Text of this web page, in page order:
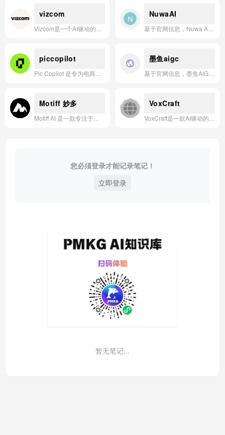
vizcom NuwaAI
piccopilot 墨鱼aigc
Motiff 妙多 VoxCraft
您必须登录才能记录笔记！
立即登录
暂无笔记...